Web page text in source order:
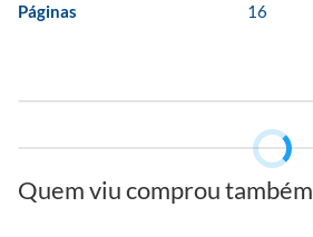
Páginas
16
Quem viu comprou também